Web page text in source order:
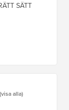
SÄTT
(visa alla)